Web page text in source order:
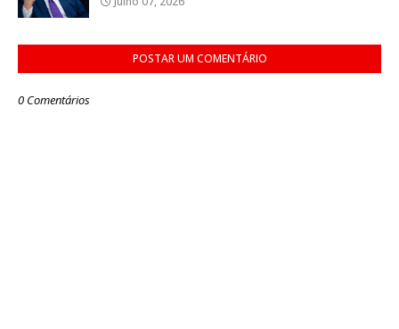
POSTAR UM COMENTÁRIO
0 Comentários